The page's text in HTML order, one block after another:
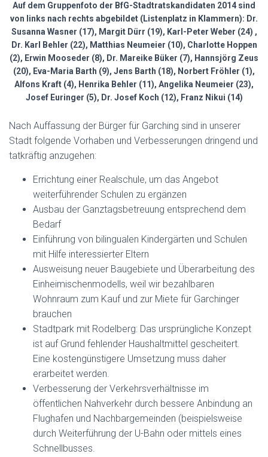
Auf dem Gruppenfoto der BfG-Stadtratskandidaten 2014 sind
von links nach rechts abgebildet (Listenplatz in Klammern): Dr.
Susanna Wasner (17), Margit Dürr (19), Karl-Peter Weber (24) ,
Dr. Karl Behler (22), Matthias Neumeier (10), Charlotte Hoppen
(2), Erwin Mooseder (8), Dr. Mareike Büker (7), Hannsjörg Zeus
(20), Eva-Maria Barth (9), Jens Barth (18), Norbert Fröhler (1),
Alfons Kraft (4), Henrika Behler (11), Angelika Neumeier (23),
Josef Euringer (5), Dr. Josef Koch (12), Franz Nikui (14)
Nach Auffassung der Bürger für Garching sind in unserer
Stadt folgende Vorhaben und Verbesserungen dringend und
tatkräftig anzugehen:
Errichtung einer Realschule, um das Angebot
weiterführender Schulen zu ergänzen
Ausbau der Ganztagsbetreuung entsprechend dem
Bedarf
Einführung von bilingualen Kindergärten und Schulen
mit Hilfe interessierter Eltern
Ausweisung neuer Baugebiete und Überarbeitung des
Einheimischen­modells, weil wir bezahlbaren
Wohnraum zum Kauf und zur Miete für Garchinger
brauchen
Stadtpark mit Rodelberg: Das ursprüngliche Konzept
ist auf Grund fehlender Haushaltmittel gescheitert.
Eine kostengünstigere Umsetzung muss daher
erarbeitet werden.
Verbesserung der Verkehrsverhältnisse im
öffentlichen Nahverkehr durch bessere Anbindung an
Flughafen und Nachbargemeinden (beispiels­weise
durch Weiterführung der U-Bahn oder mittels eines
Schnellbusses.